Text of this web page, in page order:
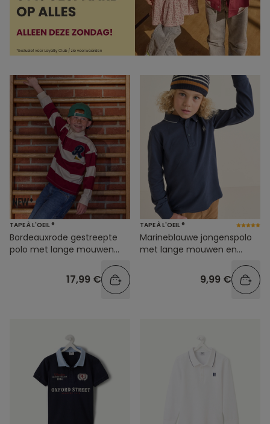
TAPE À L'OEIL ®
Bordeauxrode gestreepte
polo met lange mouwen
17,99 €
TAPE À L'OEIL ®
Marineblauwe jongenspolo
met lange mouwen en
9,99 €